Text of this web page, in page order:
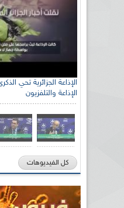
الإذاعة والتلفزيون
كل الفيديوهات